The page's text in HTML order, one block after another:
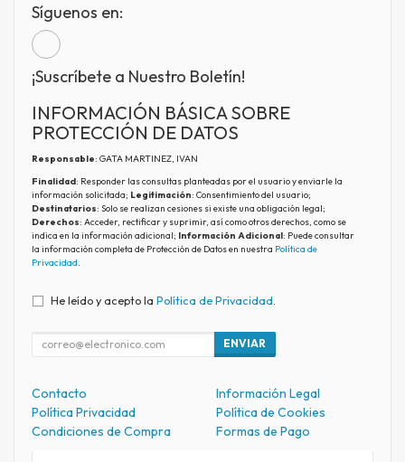
Síguenos en:
¡Suscríbete a Nuestro Boletín!
INFORMACIÓN BÁSICA SOBRE
PROTECCIÓN DE DATOS
Responsable: GATA MARTINEZ, IVAN
Finalidad: Responder las consultas planteadas por el usuario y enviarle la
información solicitada; Legitimación: Consentimiento del usuario;
Destinatarios: Solo se realizan cesiones si existe una obligación legal;
Derechos: Acceder, rectificar y suprimir, así como otros derechos, como se
indica en la información adicional; Información Adicional: Puede consultar
la información completa de Protección de Datos en nuestra Política de
Privacidad.
He leído y acepto la Política de Privacidad
ENVIAR
Contacto
Información Legal
Política Privacidad
Política de Cookies
Condiciones de Compra
Formas de Pago